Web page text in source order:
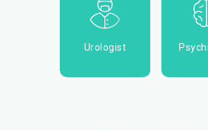
Urologist